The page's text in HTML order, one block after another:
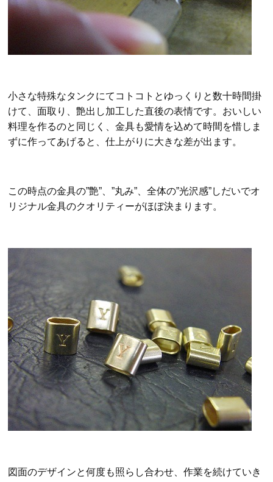
小さな特殊なタンクにてコトコト とゆっくりと数十時間掛
けて、面取り、艶出し加工した直後の表情です。おいしい
料理を作るのと同じく、金具も愛情を込めて時間を惜しま
ずに作ってあげると、仕上がりに大きな差が出ます。
この時点の金具の”艶”、”丸み”、全体の”光沢感”しだいでオ
リジナル金具のクオリティーがほぼ決まります。
図面のデザインと何度も照らし合わせ、作業を続けていき